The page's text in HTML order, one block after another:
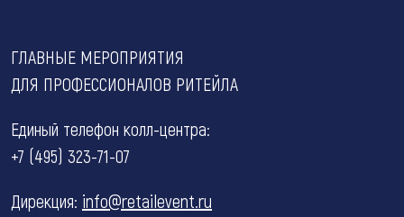
ГЛАВНЫЕ МЕРОПРИЯТИЯ
ДЛЯ ПРОФЕССИОНАЛОВ РИТЕЙЛА
Единый телефон колл-центра:
+7 (495) 323-71-07
Дирекция: info@retailevent.ru